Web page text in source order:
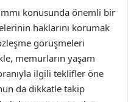
konusunda önemli bir
haklarını korumak
görüşmeleri
memurların yaşam
ilgili teklifler öne
da dikkatle takip